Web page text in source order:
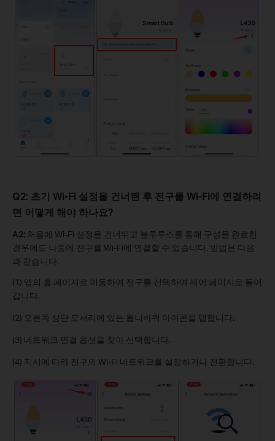
Q2: 초기 Wi-Fi 설정을 건너뛴 후 전구를 Wi-Fi에 연결하려
면 어떻게 해야 하나요?
A2: 처음에 Wi-Fi 설정을 건너뛰고 블루투스를 통해 구성을 완료한
경우에도 나중에 전구를 Wi-Fi에 연결할 수 있습니다. 방법은 다음
과 같습니다.
(1) 앱의 홈 페이지로 이동하여 전구를 선택하여 제어 페이지로 들어
갑니다.
(2) 오른쪽 상단 모서리에 있는 톱니바퀴 아이콘을 탭합니다.
(3) 네트워크 연결 옵션을 찾아 선택합니다.
(4) 지시에 따라 전구의 Wi-Fi 네트워크를 설정하거나 전환합니다.